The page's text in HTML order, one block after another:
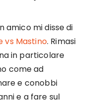
amico mi disse di
vs Mastino. Rimasi
in particolare
come ad
e conobbi
e a fare sul